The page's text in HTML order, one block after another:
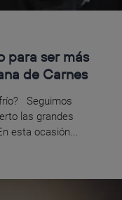
para ser más
de Carnes
Seguimos
las grandes
esta ocasión...